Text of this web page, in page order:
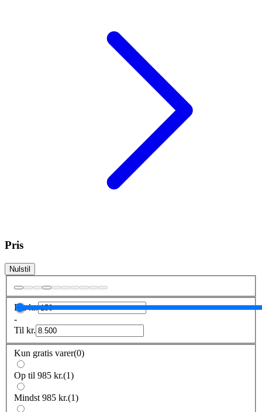
Pris
Nulstil
Frakr.
-
Til kr.
Kun gratis varer(0)
Op til 985 kr.(1)
Mindst 985 kr.(1)